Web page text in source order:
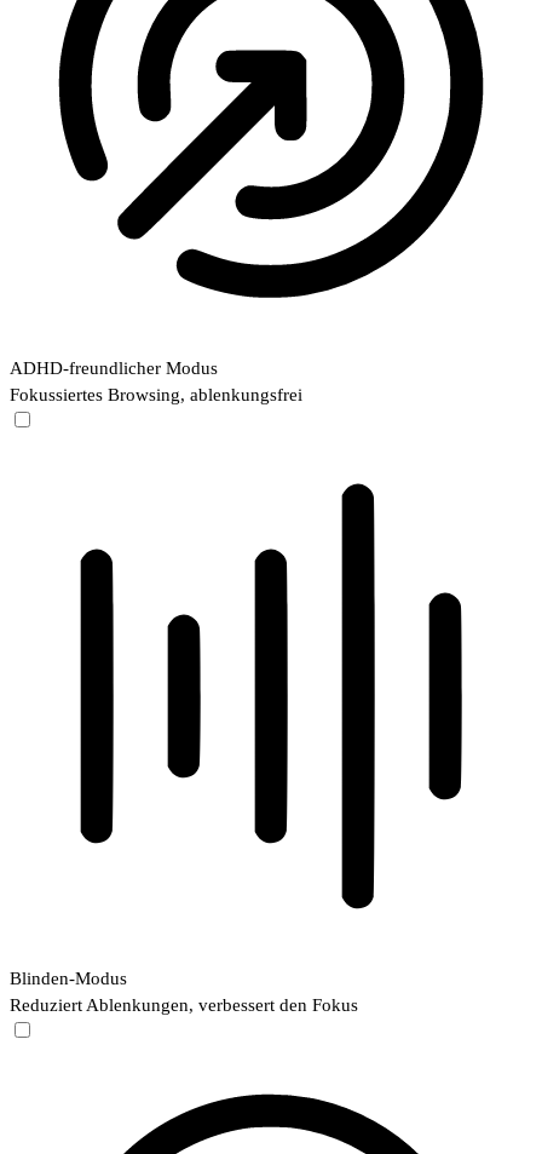
ADHD-freundlicher Modus
Fokussiertes Browsing, ablenkungsfrei
Blinden-Modus
Reduziert Ablenkungen, verbessert den Fokus